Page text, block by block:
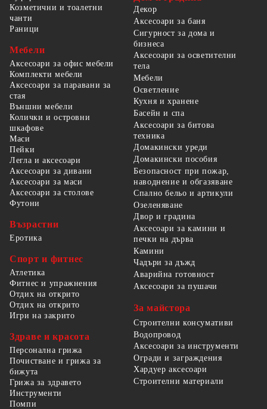
Козметични и тоалетни
чанти
Раници
Мебели
Аксесоари за офис мебели
Комплекти мебели
Аксесоари за паравани за
стая
Външни мебели
Колички и островни
шкафове
Маси
Пейки
Легла и аксесоари
Аксесоари за дивани
Аксесоари за маси
Аксесоари за столове
Футони
Възрастни
Еротика
Спорт и фитнес
Атлетика
Фитнес и упражнения
Отдих на открито
Отдих на открито
Игри на закрито
Здраве и красота
Персонална грижа
Почистване и грижа за
бижута
Грижа за здравето
Декор
Аксесоари за баня
Сигурност за дома и
бизнеса
Аксесоари за осветителни
тела
Мебели
Осветление
Кухня и хранене
Басейн и спа
Аксесоари за битова
техника
Домакински уреди
Домакински пособия
Безопасност при пожар,
наводнение и обгазяване
Спално бельо и артикули
Озеленяване
Двор и градина
Аксесоари за камини и
печки на дърва
Камини
Чадъри за дъжд
Аварийна готовност
Аксесоари за пушачи
За майстора
Строителни консумативи
Водопровод
Аксесоари за инструменти
Огради и заграждения
Хардуер аксесоари
Строителни материали
Инструменти
Помпи